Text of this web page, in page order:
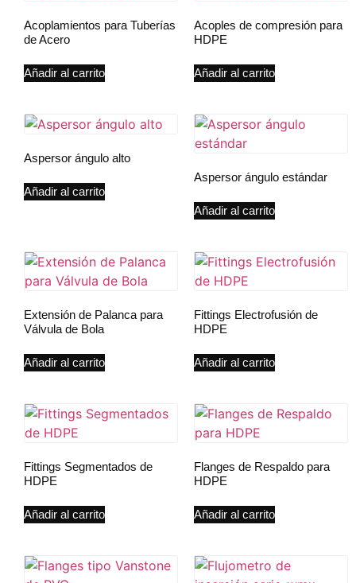
Acoplamientos para Tuberías
de Acero
Añadir al carrito
Acoples de compresión para
HDPE
Añadir al carrito
Aspersor ángulo alto
Añadir al carrito
Aspersor ángulo estándar
Añadir al carrito
Extensión de Palanca para
Válvula de Bola
Añadir al carrito
Fittings Electrofusión de
HDPE
Añadir al carrito
Fittings Segmentados de
HDPE
Añadir al carrito
Flanges de Respaldo para
HDPE
Añadir al carrito